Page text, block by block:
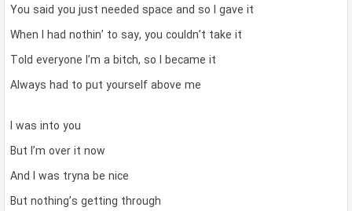
You said you just needed space and so I gave it
When I had nothin’ to say, you couldn’t take it
Told everyone I’m a bitch, so I became it
Always had to put yourself above me
I was into you
But I’m over it now
And I was tryna be nice
But nothing’s getting through